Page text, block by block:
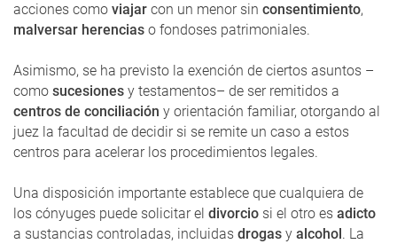
acciones como viajar con un menor sin consentimiento,
malversar herencias o fondoses patrimoniales.
Asimismo, se ha previsto la exención de ciertos asuntos –
como sucesiones y testamentos– de ser remitidos a
centros de conciliación y orientación familiar, otorgando al
juez la facultad de decidir si se remite un caso a estos
centros para acelerar los procedimientos legales.
Una disposición importante establece que cualquiera de
los cónyuges puede solicitar el divorcio si el otro es adicto
a sustancias controladas, incluidas drogas y alcohol . La